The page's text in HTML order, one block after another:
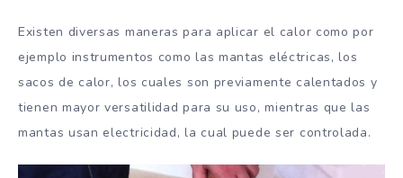
Existen diversas maneras para aplicar el calor como por
ejemplo instrumentos como las mantas eléctricas, los
sacos de calor, los cuales son previamente calentados y
tienen mayor versatilidad para su uso, mientras que las
mantas usan electricidad, la cual puede ser controlada.